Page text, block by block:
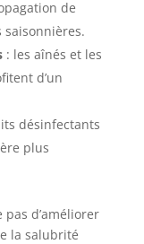
de
saisonnières.
: les aînés et les
d’un
désinfectants
plus
d’améliorer
la salubrité